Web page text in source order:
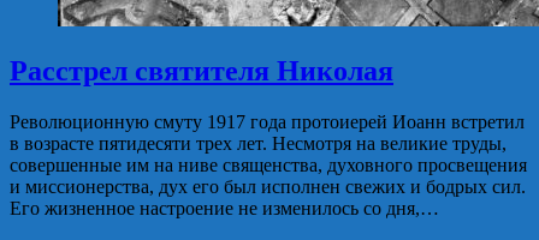
Расстрел святителя Николая
Революционную смуту 1917 года протоиерей Иоанн встретил
в возрасте пятидесяти трех лет. Несмотря на великие труды,
совершенные им на ниве священства, духовного просвещения
и миссионерства, дух его был исполнен свежих и бодрых сил.
Его жизненное настроение не изменилось со дня,…